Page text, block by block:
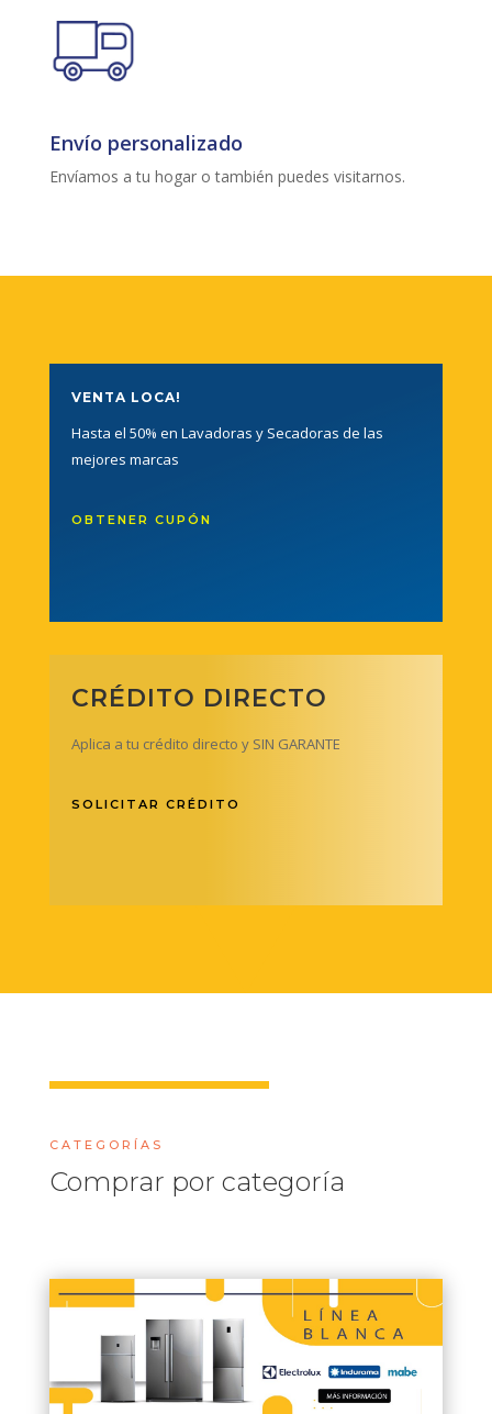
Envío personalizado
Envíamos a tu hogar o también puedes visitarnos.
VENTA LOCA!
Hasta el 50% en Lavadoras y Secadoras de las
mejores marcas
OBTENER CUPÓN
CRÉDITO DIRECTO
Aplica a tu crédito directo y SIN GARANTE
SOLICITAR CRÉDITO
CATEGORÍAS
Comprar por categoría